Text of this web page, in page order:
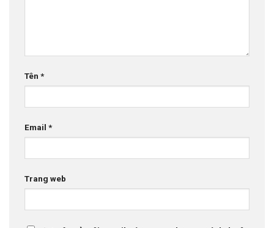
Tên *
Email *
Trang web